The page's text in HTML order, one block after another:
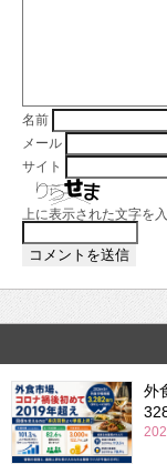
名前
メール
サイト
上に表示された文字を
外